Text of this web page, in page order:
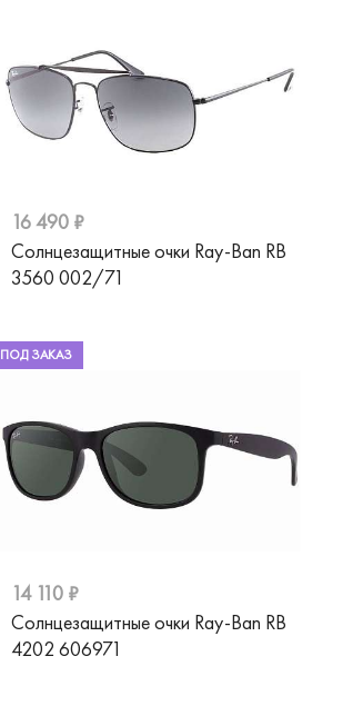
16 490 ₽
Солнцезащитные очки Ray-Ban RB
3560 002/71
ПОД ЗАКАЗ
14 110 ₽
Солнцезащитные очки Ray-Ban RB
4202 606971